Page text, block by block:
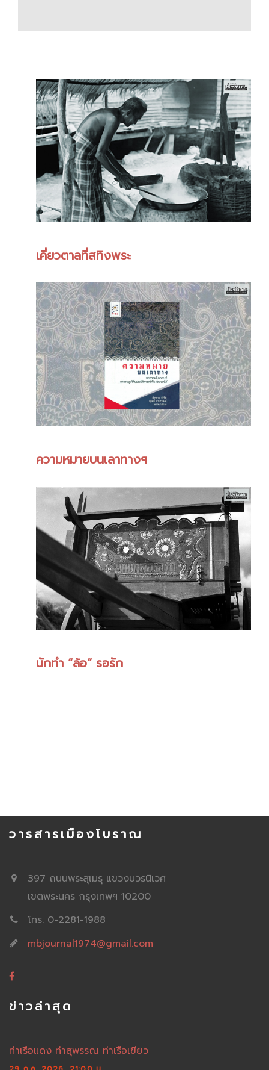
เคี่ยวตาลที่สทิงพระ
ความหมายบนเลาทางฯ
นักทำ “ล้อ” รอรัก
วารสารเมืองโบราณ
397 ถนนพระสุเมรุ แขวงบวรนิเวศ
เขตพระนคร กรุงเทพฯ 10200
โทร. 0-2281-1988
mbjournal1974@gmail.com
ข่าวล่าสุด
ท่าเรือแดง ท่าสุพรรณ ท่าเรือเขียว